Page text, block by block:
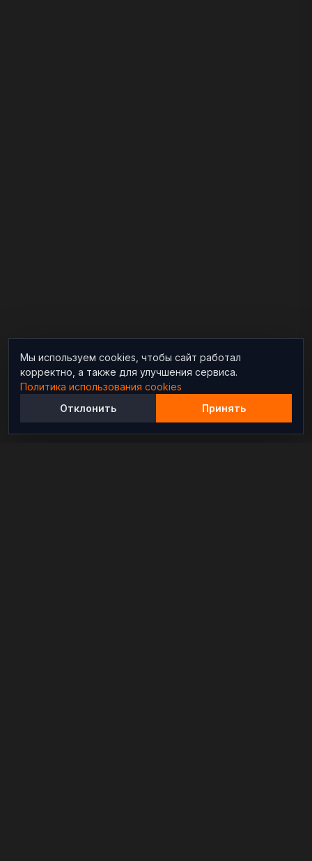
Мы используем cookies, чтобы сайт работал
корректно, а также для улучшения сервиса.
Политика использования cookies
Отклонить
Принять